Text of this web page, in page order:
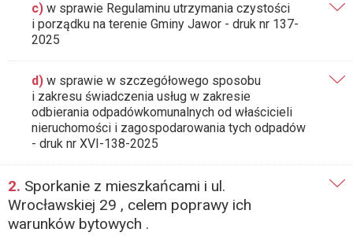
c) w sprawie Regulaminu utrzymania czystości
i porządku na terenie Gminy Jawor - druk nr 137-
2025
d) w sprawie w szczegółowego sposobu
i zakresu świadczenia usług w zakresie
odbierania odpadówkomunalnych od właścicieli
nieruchomości i zagospodarowania tych odpadów
- druk nr XVI-138-2025
2. Sporkanie z mieszkańcami i ul.
Wrocławskiej 29 , celem poprawy ich
warunków bytowych .